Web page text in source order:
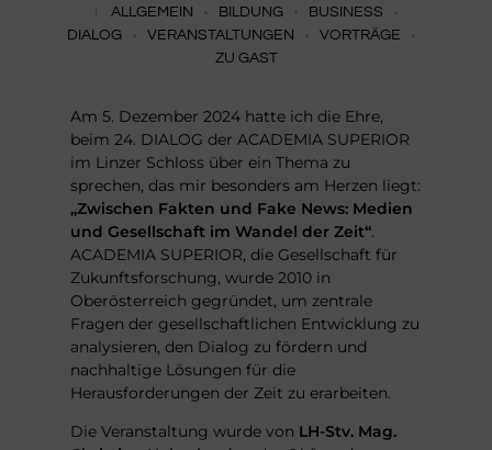
ALLGEMEIN
BILDUNG
BUSINESS
DIALOG
VERANSTALTUNGEN
VORTRÄGE
ZU GAST
Am 5. Dezember 2024 hatte ich die Ehre,
beim 24. DIALOG der ACADEMIA SUPERIOR
im Linzer Schloss über ein Thema zu
sprechen, das mir besonders am Herzen liegt:
„Zwischen Fakten und Fake News: Medien
und Gesellschaft im Wandel der Zeit“.
ACADEMIA SUPERIOR, die Gesellschaft für
Zukunftsforschung, wurde 2010 in
Oberösterreich gegründet, um zentrale
Fragen der gesellschaftlichen Entwicklung zu
analysieren, den Dialog zu fördern und
nachhaltige Lösungen für die
Herausforderungen der Zeit zu erarbeiten.
Die Veranstaltung wurde von LH-Stv. Mag.